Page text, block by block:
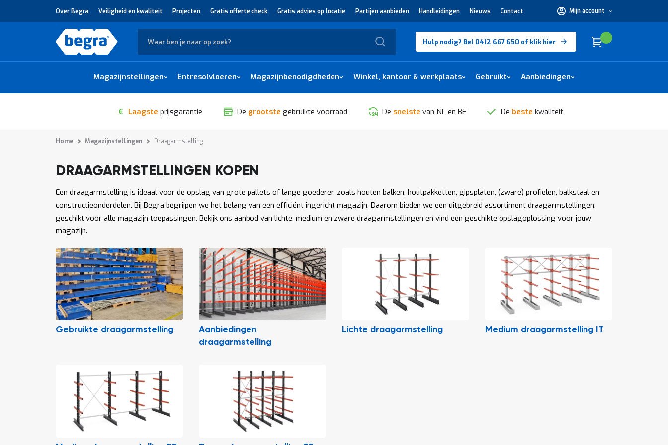
Over Begra Veiligheid en kwaliteit Projecten Gratis offerte check Gratis advies op locatie Partijen aanbieden Handleidingen Nieuws Contact Mijn account
nodig?
Zoek Hulp nodig? Bel 0412 667 650 of klik hier Winkelwagen
Cart
Magazijnstellingen Entresolvloeren Magazijnbenodigdheden Winkel, kantoor & werkplaats Gebruikt Aanbiedingen
€ Laagste prijsgarantie De grootste gebruikte voorraad De snelste van NL en BE De beste kwaliteit
Home Magazijnstellingen Draagarmstelling
DRAAGARMSTELLINGEN KOPEN
Een draagarmstelling is ideaal voor de opslag van grote pallets of lange goederen zoals houten balken, houtpakketten, gipsplaten, (zware) profielen, balkstaal en
constructieonderdelen. Bij Begra begrijpen we het belang van een efficiënt ingericht magazijn. Daarom bieden we een uitgebreid assortiment draagarmstellingen,
geschikt voor alle magazijn toepassingen. Bekijk ons aanbod van lichte, medium en zware draagarmstellingen en vind een geschikte opslagoplossing voor jouw
magazijn.
Gebruikte draagarmstelling
Aanbiedingen
draagarmstelling
Lichte draagarmstelling Medium draagarmstelling IT